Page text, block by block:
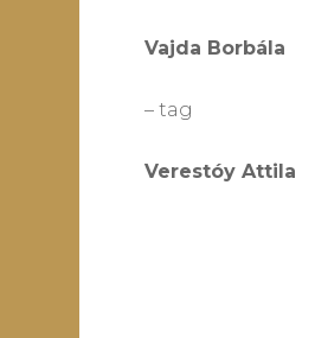
Vajda Borbála –
– tag
Verestóy Attila